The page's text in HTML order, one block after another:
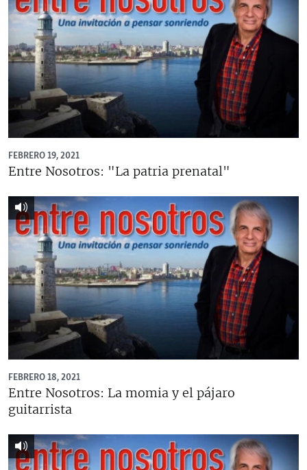
FEBRERO 19, 2021
Entre Nosotros: "La patria prenatal"
FEBRERO 18, 2021
Entre Nosotros: La momia y el pájaro
guitarrista